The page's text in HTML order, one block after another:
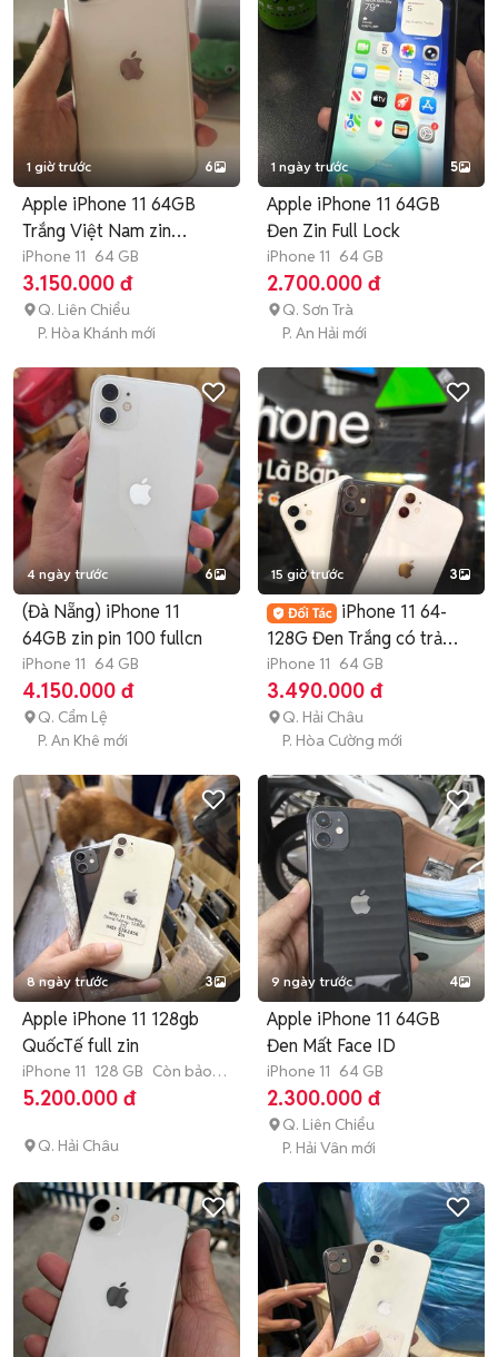
1 giờ trước 6
Apple iPhone 11 64GB
Trắng Việt Nam zin
nguyên bản
iPhone 11 64 GB
3.150.000 đ
Q. Liên Chiểu
P. Hòa Khánh mới
1 ngày trước 5
Apple iPhone 11 64GB
Đen Zin Full Lock
iPhone 11 64 GB
2.700.000 đ
Q. Sơn Trà
P. An Hải mới
4 ngày trước 6
(Đà Nẵng) iPhone 11
64GB zin pin 100 fullcn
iPhone 11 64 GB
4.150.000 đ
Q. Cẩm Lệ
P. An Khê mới
15 giờ trước 3
iPhone 11 64-
128G Đen Trắng có trả
góp nợ xấu
iPhone 11 64 GB
3.490.000 đ
Q. Hải Châu
P. Hòa Cường mới
8 ngày trước 3
Apple iPhone 11 128gb
QuốcTế full zin
iPhone 11 128 GB Còn bảo
hành
5.200.000 đ
Q. Hải Châu
9 ngày trước 4
Apple iPhone 11 64GB
Đen Mất Face ID
iPhone 11 64 GB
2.300.000 đ
Q. Liên Chiểu
P. Hải Vân mới